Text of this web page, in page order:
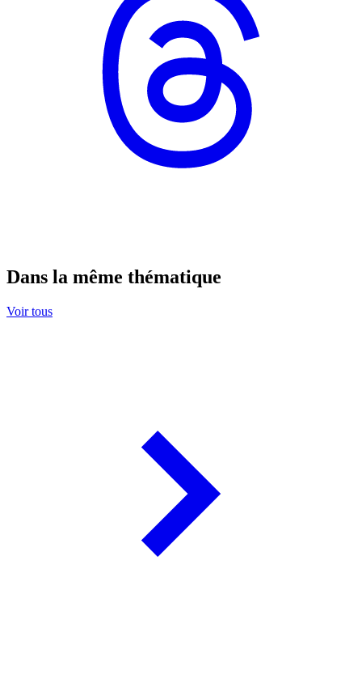
Dans la même thématique
Voir tous